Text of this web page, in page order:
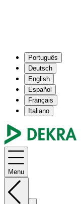
Português
Deutsch
English
Español
Français
Italiano
Menu